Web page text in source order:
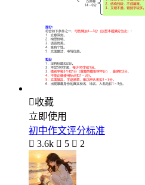
收藏
立即使用
初中作文评分标准
 3.6k  5  2